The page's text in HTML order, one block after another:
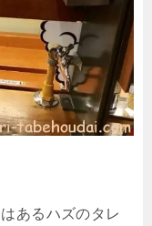
あるハズのタレ